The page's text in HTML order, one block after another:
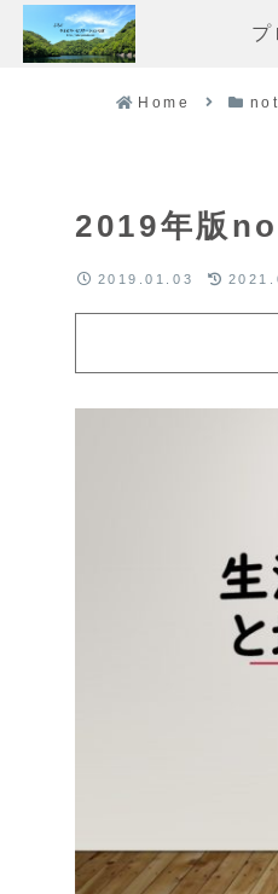
プ
Home
2019年版
2019.01.03